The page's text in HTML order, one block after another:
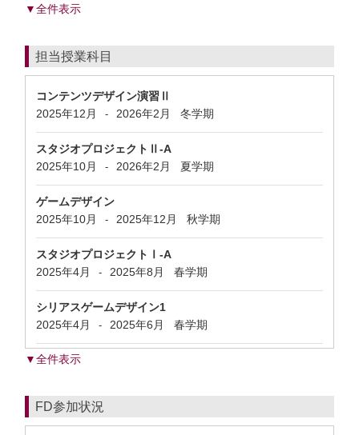
▼全件表示
担当授業科目
コンテンツデザイン演習Ⅱ
2025年12月
- 2026年2月 冬学期
スタジオプロジェクトⅡ-A
2025年10月
- 2026年2月 夏学期
ゲームデザイン
2025年10月
- 2025年12月 秋学期
スタジオプロジェクトⅠ-A
2025年4月
- 2025年8月 春学期
シリアスゲームデザイン1
2025年4月
- 2025年6月 春学期
▼全件表示
FD参加状況